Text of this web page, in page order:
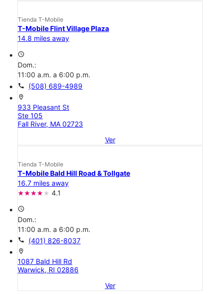
Tienda T-Mobile
T-Mobile Flint Village Plaza
14.8 miles away
access_time
Dom.:
11:00 a.m. a 6:00 p.m.
call (508) 689-4989
location_on
933 Pleasant St
Ste 105
Fall River, MA 02723
Ver
Tienda T-Mobile
T-Mobile Bald Hill Road & Tollgate
16.7 miles away
4.1
access_time
Dom.:
11:00 a.m. a 6:00 p.m.
call (401) 826-8037
location_on
1087 Bald Hill Rd
Warwick, RI 02886
Ver